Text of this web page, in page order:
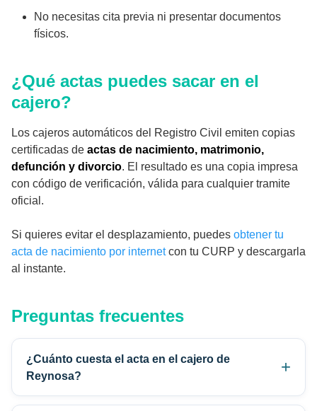
No necesitas cita previa ni presentar documentos
físicos.
¿Qué actas puedes sacar en el
cajero?
Los cajeros automáticos del Registro Civil emiten copias
certificadas de actas de nacimiento, matrimonio,
defunción y divorcio. El resultado es una copia impresa
con código de verificación, válida para cualquier tramite
oficial.
Si quieres evitar el desplazamiento, puedes obtener tu
acta de nacimiento por internetcon tu CURP y descargarla
al instante.
Preguntas frecuentes
¿Cuánto cuesta el acta en el cajero de
Reynosa?